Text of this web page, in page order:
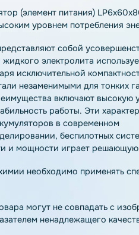
Отзывы Как купить
(элемент питания)
с высоким уровнем
представляют собой
жидкого электролита
исключительной
стали незаменимыми для
преимущества включают
стабильность работы. Эти
и мощности играет